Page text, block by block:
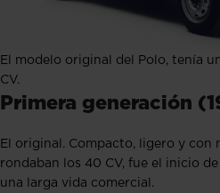
El modelo original del Polo, tenía
CV.
Primera generación
El original. Compacto, ligero y con
rondaban los 40 CV, fue el inicio
una larga vida comercial.